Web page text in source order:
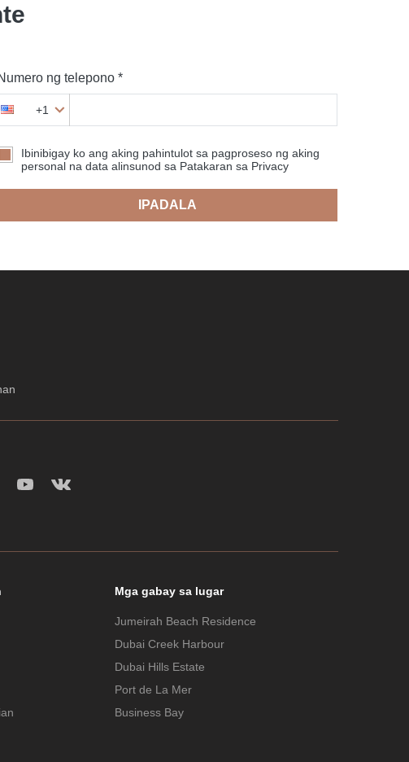
ng telepono *
+1
Ibinibigay ko ang aking pahintulot sa pagproseso ng aking
personal na data alinsunod sa Patakaran sa Privacy
IPADALA
Mga gabay sa lugar
Jumeirah Beach Residence
Dubai Creek Harbour
Dubai Hills Estate
Port de La Mer
Business Bay